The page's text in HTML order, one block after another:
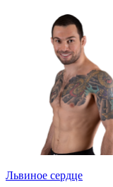
Львиное сердце